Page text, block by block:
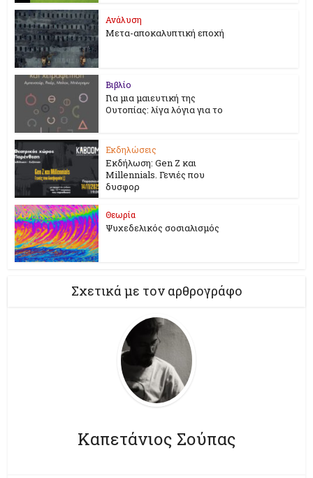
Ανάλυση
Μετα-αποκαλυπτική εποχή
Βιβλίο
Για μια μαιευτική της
Ουτοπίας: λίγα λόγια για το
Εκδηλώσεις
Εκδήλωση: Gen Z και
Millennials. Γενιές που
δυσφορ
Θεωρία
Ψυχεδελικός σοσιαλισμός
Σχετικά με τον αρθρογράφο
Καπετάνιος Σούπας